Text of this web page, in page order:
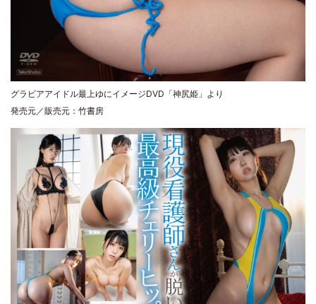
グラビアアイドル最上ゆにイメージDVD「神尻姫」より
発売元／販売元：竹書房